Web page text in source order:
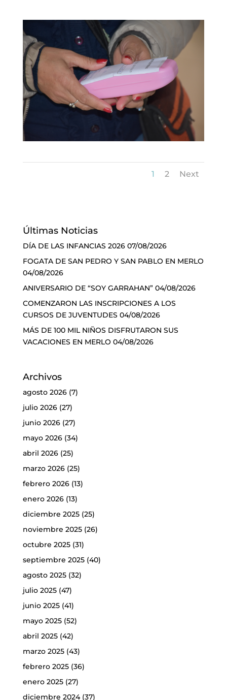
1 2 Next
Últimas Noticias
DÍA DE LAS INFANCIAS 2026 07/08/2026
FOGATA DE SAN PEDRO Y SAN PABLO EN MERLO
04/08/2026
ANIVERSARIO DE “SOY GARRAHAN” 04/08/2026
COMENZARON LAS INSCRIPCIONES A LOS
CURSOS DE JUVENTUDES 04/08/2026
MÁS DE 100 MIL NIÑOS DISFRUTARON SUS
VACACIONES EN MERLO 04/08/2026
Archivos
agosto 2026(7)
julio 2026(27)
junio 2026(27)
mayo 2026(34)
abril 2026(25)
marzo 2026(25)
febrero 2026(13)
enero 2026(13)
diciembre 2025(25)
noviembre 2025(26)
octubre 2025(31)
septiembre 2025(40)
agosto 2025(32)
julio 2025(47)
junio 2025(41)
mayo 2025(52)
abril 2025(42)
marzo 2025(43)
febrero 2025(36)
enero 2025(27)
diciembre 2024(37)